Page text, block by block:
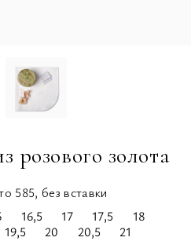
розового золота
585, без вставки
16,5 17 17,5
18
19,5 20 20,5 21